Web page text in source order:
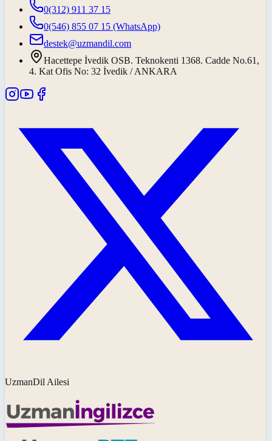
0(312) 911 37 15
0(546) 855 07 15 (WhatsApp)
destek@uzmandil.com
Hacettepe İvedik OSB. Teknokenti 1368. Cadde No.61,
4. Kat Ofis No: 32 İvedik / ANKARA
UzmanDil Ailesi